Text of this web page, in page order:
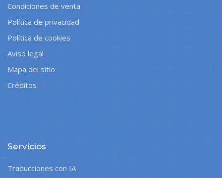
Condiciones de venta
Política de privacidad
Política de cookies
Aviso legal
Mapa del sitio
Créditos
Servicios
Traducciones con IA